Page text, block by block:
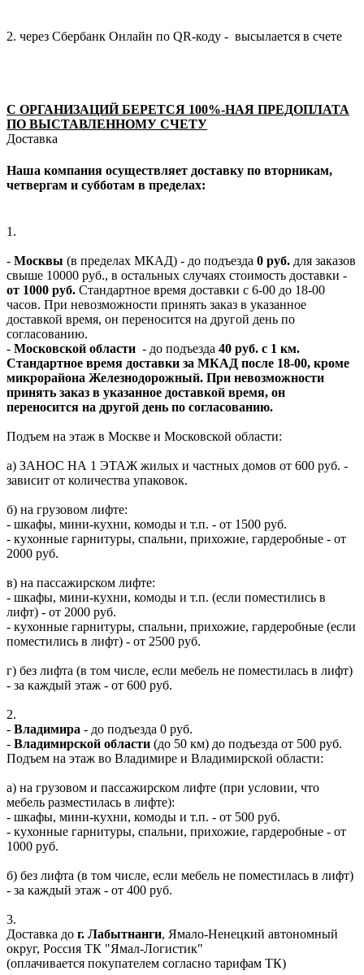
2. через Сбербанк Онлайн по QR-коду - высылается в счете
С ОРГАНИЗАЦИЙ БЕРЕТСЯ 100%-НАЯ ПРЕДОПЛАТА
ПО ВЫСТАВЛЕННОМУ СЧЕТУ
Доставка
Наша компания осуществляет доставку по вторникам,
четвергам и субботам в пределах:
1.
- Москвы (в пределах МКАД) - до подъезда 0 руб. для заказов
свыше 10000 руб., в остальных случаях стоимость доставки -
от 1000 руб. Стандартное время доставки с 6-00 до 18-00
часов. При невозможности принять заказ в указанное
доставкой время, он переносится на другой день по
согласованию.
- Московской области - до подъезда 40 руб. с 1 км.
Стандартное время доставки за МКАД после 18-00, кроме
микрорайона Железнодорожный. При невозможности
принять заказ в указанное доставкой время, он
переносится на другой день по согласованию.
Подъем на этаж в Москве и Московской области:
а) ЗАНОС НА 1 ЭТАЖ жилых и частных домов от 600 руб. -
зависит от количества упаковок.
б) на грузовом лифте:
- шкафы, мини-кухни, комоды и т.п. - от 1500 руб.
- кухонные гарнитуры, спальни, прихожие, гардеробные - от
2000 руб.
в) на пассажирском лифте:
- шкафы, мини-кухни, комоды и т.п. (если поместились в
лифт) - от 2000 руб.
- кухонные гарнитуры, спальни, прихожие, гардеробные (если
поместились в лифт) - от 2500 руб.
г) без лифта (в том числе, если мебель не поместилась в лифт)
- за каждый этаж - от 600 руб.
2.
- Владимира - до подъезда 0 руб.
- Владимирской области (до 50 км) до подъезда от 500 руб.
Подъем на этаж во Владимире и Владимирской области:
а) на грузовом и пассажирском лифте (при условии, что
мебель разместилась в лифте):
- шкафы, мини-кухни, комоды и т.п. - от 500 руб.
- кухонные гарнитуры, спальни, прихожие, гардеробные - от
1000 руб.
б) без лифта (в том числе, если мебель не поместилась в лифт)
- за каждый этаж - от 400 руб.
3.
Доставка до г. Лабытнанги, Ямало-Ненецкий автономный
округ, Россия ТК "Ямал-Логистик"
(оплачивается покупателем согласно тарифам ТК)